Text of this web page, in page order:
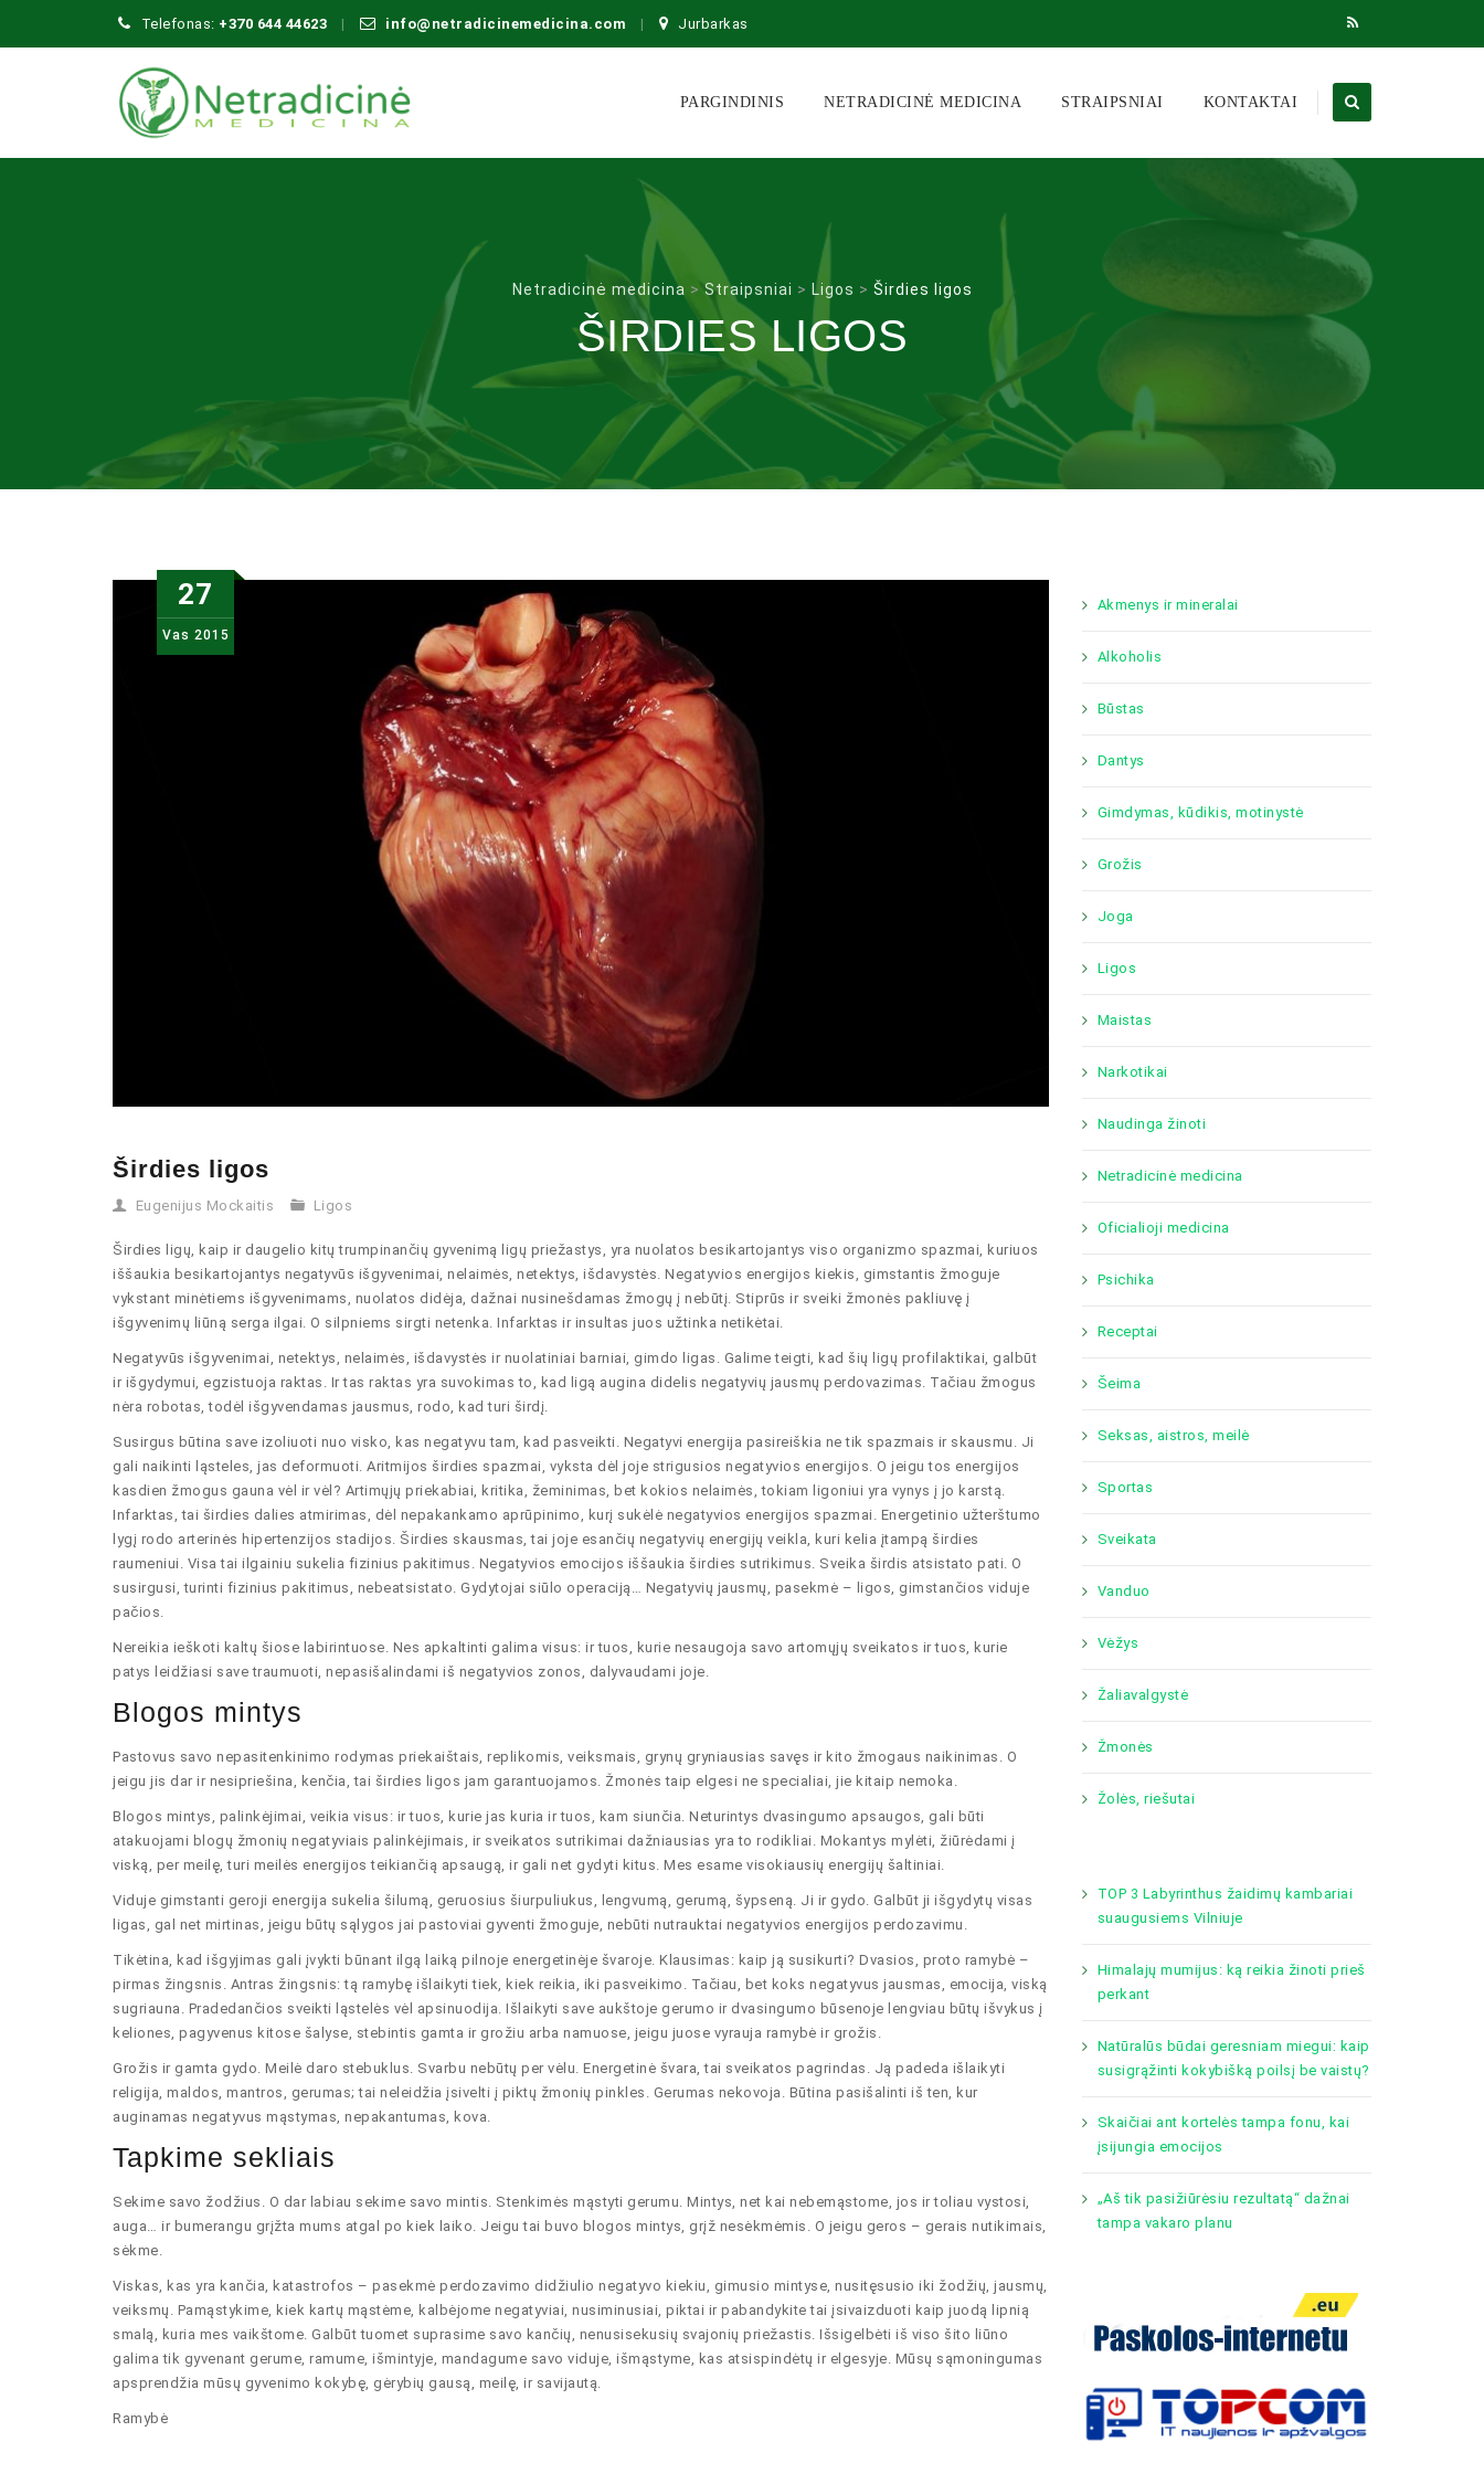
Telefonas: +370 644 44623 info@netradicinemedicina.com Jurbarkas
content
PARGINDINIS NETRADICINĖ MEDICINA STRAIPSNIAI KONTAKTAI
Netradicinė medicina > Straipsniai > Ligos > Širdies ligos
ŠIRDIES LIGOS
27
Vas 2015
Širdies ligos
Eugenijus Mockaitis Ligos
Širdies ligų, kaip ir daugelio kitų trumpinančių gyvenimą ligų priežastys, yra nuolatos besikartojantys viso organizmo spazmai, kuriuos
iššaukia besikartojantys negatyvūs išgyvenimai, nelaimės, netektys, išdavystės. Negatyvios energijos kiekis, gimstantis žmoguje
vykstant minėtiems išgyvenimams, nuolatos didėja, dažnai nusinešdamas žmogų į nebūtį. Stiprūs ir sveiki žmonės pakliuvę į
išgyvenimų liūną serga ilgai. O silpniems sirgti netenka. Infarktas ir insultas juos užtinka netikėtai.
Negatyvūs išgyvenimai, netektys, nelaimės, išdavystės ir nuolatiniai barniai, gimdo ligas. Galime teigti, kad šių ligų profilaktikai, galbūt
ir išgydymui, egzistuoja raktas. Ir tas raktas yra suvokimas to, kad ligą augina didelis negatyvių jausmų perdovazimas. Tačiau žmogus
nėra robotas, todėl išgyvendamas jausmus, rodo, kad turi širdį.
Susirgus būtina save izoliuoti nuo visko, kas negatyvu tam, kad pasveikti. Negatyvi energija pasireiškia ne tik spazmais ir skausmu. Ji
gali naikinti ląsteles, jas deformuoti. Aritmijos širdies spazmai, vyksta dėl joje strigusios negatyvios energijos. O jeigu tos energijos
kasdien žmogus gauna vėl ir vėl? Artimųjų priekabiai, kritika, žeminimas, bet kokios nelaimės, tokiam ligoniui yra vynys į jo karstą.
Infarktas, tai širdies dalies atmirimas, dėl nepakankamo aprūpinimo, kurį sukėlė negatyvios energijos spazmai. Energetinio užterštumo
lygį rodo arterinės hipertenzijos stadijos. Širdies skausmas, tai joje esančių negatyvių energijų veikla, kuri kelia įtampą širdies
raumeniui. Visa tai ilgainiu sukelia fizinius pakitimus. Negatyvios emocijos iššaukia širdies sutrikimus. Sveika širdis atsistato pati. O
susirgusi, turinti fizinius pakitimus, nebeatsistato. Gydytojai siūlo operaciją… Negatyvių jausmų, pasekmė – ligos, gimstančios viduje
pačios.
Nereikia ieškoti kaltų šiose labirintuose. Nes apkaltinti galima visus: ir tuos, kurie nesaugoja savo artomųjų sveikatos ir tuos, kurie
patys leidžiasi save traumuoti, nepasišalindami iš negatyvios zonos, dalyvaudami joje.
Blogos mintys
Pastovus savo nepasitenkinimo rodymas priekaištais, replikomis, veiksmais, grynų gryniausias savęs ir kito žmogaus naikinimas. O
jeigu jis dar ir nesipriešina, kenčia, tai širdies ligos jam garantuojamos. Žmonės taip elgesi ne specialiai, jie kitaip nemoka.
Blogos mintys, palinkėjimai, veikia visus: ir tuos, kurie jas kuria ir tuos, kam siunčia. Neturintys dvasingumo apsaugos, gali būti
atakuojami blogų žmonių negatyviais palinkėjimais, ir sveikatos sutrikimai dažniausias yra to rodikliai. Mokantys mylėti, žiūrėdami į
viską, per meilę, turi meilės energijos teikiančią apsaugą, ir gali net gydyti kitus. Mes esame visokiausių energijų šaltiniai.
Viduje gimstanti geroji energija sukelia šilumą, geruosius šiurpuliukus, lengvumą, gerumą, šypseną. Ji ir gydo. Galbūt ji išgydytų visas
ligas, gal net mirtinas, jeigu būtų sąlygos jai pastoviai gyventi žmoguje, nebūti nutrauktai negatyvios energijos perdozavimu.
Tikėtina, kad išgyjimas gali įvykti būnant ilgą laiką pilnoje energetinėje švaroje. Klausimas: kaip ją susikurti? Dvasios, proto ramybė –
pirmas žingsnis. Antras žingsnis: tą ramybę išlaikyti tiek, kiek reikia, iki pasveikimo. Tačiau, bet koks negatyvus jausmas, emocija, viską
sugriauna. Pradedančios sveikti ląstelės vėl apsinuodija. Išlaikyti save aukštoje gerumo ir dvasingumo būsenoje lengviau būtų išvykus į
keliones, pagyvenus kitose šalyse, stebintis gamta ir grožiu arba namuose, jeigu juose vyrauja ramybė ir grožis.
Grožis ir gamta gydo. Meilė daro stebuklus. Svarbu nebūtų per vėlu. Energetinė švara, tai sveikatos pagrindas. Ją padeda išlaikyti
religija, maldos, mantros, gerumas; tai neleidžia įsivelti į piktų žmonių pinkles. Gerumas nekovoja. Būtina pasišalinti iš ten, kur
auginamas negatyvus mąstymas, nepakantumas, kova.
Tapkime sekliais
Sekime savo žodžius. O dar labiau sekime savo mintis. Stenkimės mąstyti gerumu. Mintys, net kai nebemąstome, jos ir toliau vystosi,
auga… ir bumerangu grįžta mums atgal po kiek laiko. Jeigu tai buvo blogos mintys, grįž nesėkmėmis. O jeigu geros – gerais nutikimais,
sėkme.
Viskas, kas yra kančia, katastrofos – pasekmė perdozavimo didžiulio negatyvo kiekiu, gimusio mintyse, nusitęsusio iki žodžių, jausmų,
veiksmų. Pamąstykime, kiek kartų mąstėme, kalbėjome negatyviai, nusiminusiai, piktai ir pabandykite tai įsivaizduoti kaip juodą lipnią
smalą, kuria mes vaikštome. Galbūt tuomet suprasime savo kančių, nenusisekusių svajonių priežastis. Išsigelbėti iš viso šito liūno
galima tik gyvenant gerume, ramume, išmintyje, mandagume savo viduje, išmąstyme, kas atsispindėtų ir elgesyje. Mūsų sąmoningumas
apsprendžia mūsų gyvenimo kokybę, gėrybių gausą, meilę, ir savijautą.
Ramybė
Akmenys ir mineralai
Alkoholis
Būstas
Dantys
Gimdymas, kūdikis, motinystė
Grožis
Joga
Ligos
Maistas
Narkotikai
Naudinga žinoti
Netradicinė medicina
Oficialioji medicina
Psichika
Receptai
Šeima
Seksas, aistros, meilė
Sportas
Sveikata
Vanduo
Vėžys
Žaliavalgystė
Žmonės
Žolės, riešutai
TOP 3 Labyrinthus žaidimų kambariai
suaugusiems Vilniuje
Himalajų mumijus: ką reikia žinoti prieš
perkant
Natūralūs būdai geresniam miegui: kaip
susigrąžinti kokybišką poilsį be vaistų?
Skaičiai ant kortelės tampa fonu, kai
įsijungia emocijos
„Aš tik pasižiūrėsiu rezultatą“ dažnai
tampa vakaro planu